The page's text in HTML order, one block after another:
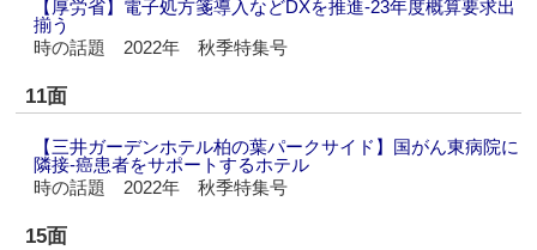
【厚労省】電子処方箋導入などDXを推進‐23年度概算要求出
揃う
時の話題 2022年 秋季特集号
11面
【三井ガーデンホテル柏の葉パークサイド】国がん東病院に
隣接‐癌患者をサポートするホテル
時の話題 2022年 秋季特集号
15面